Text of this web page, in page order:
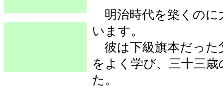
明治時代を築くのに
います。
彼は下級旗本だった
をよく学び、三十三
た。